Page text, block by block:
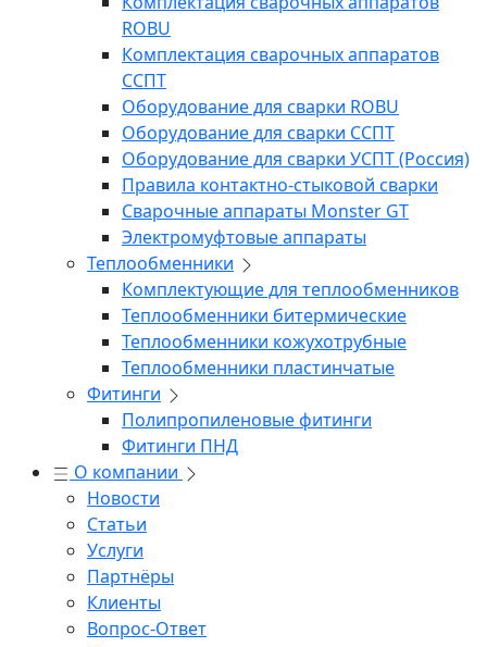
ROBU
Комплектация сварочных аппаратов
ССПТ
Оборудование для сварки ROBU
Оборудование для сварки ССПТ
Оборудование для сварки УСПТ (Россия)
Правила контактно-стыковой сварки
Сварочные аппараты Monster GT
Электромуфтовые аппараты
Теплообменники
Комплектующие для теплообменников
Теплообменники битермические
Теплообменники кожухотрубные
Теплообменники пластинчатые
Фитинги
Полипропиленовые фитинги
Фитинги ПНД
О компании
Новости
Статьи
Услуги
Партнёры
Клиенты
Вопрос-Ответ